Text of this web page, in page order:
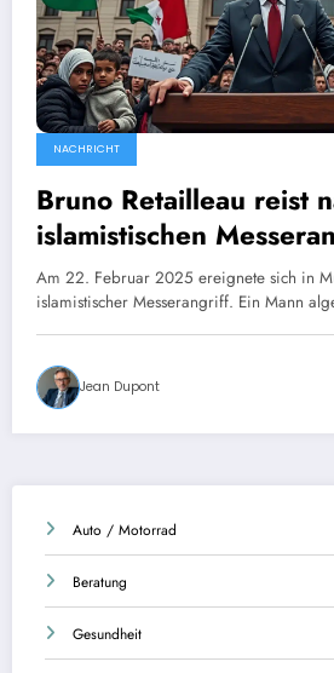
NACHRICHT
Bruno Retailleau reist
islamistischen
Mulhouse nach Algier.
Am 22. Februar 2025 ereignete sich in
islamistischer Messerangriff. Ein Mann
Jean Dupont
Auto / Motorrad
Beratung
Gesundheit